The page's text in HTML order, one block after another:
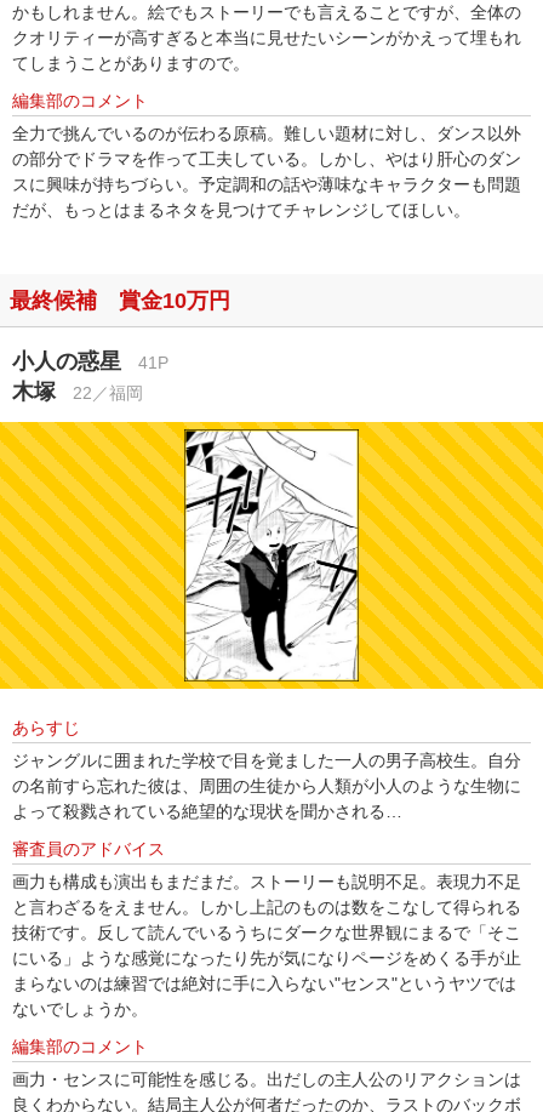
かもしれません。絵でもストーリーでも言えることですが、全体の
クオリティーが高すぎると本当に見せたいシーンがかえって埋もれ
てしまうことがありますので。
編集部のコメント
全力で挑んでいるのが伝わる原稿。難しい題材に対し、ダンス以外
の部分でドラマを作って工夫している。しかし、やはり肝心のダン
スに興味が持ちづらい。予定調和の話や薄味なキャラクターも問題
だが、もっとはまるネタを見つけてチャレンジしてほしい。
最終候補 賞金10万円
小人の惑星 41P
木塚22／福岡
あらすじ
ジャングルに囲まれた学校で目を覚ました一人の男子高校生。自分
の名前すら忘れた彼は、周囲の生徒から人類が小人のような生物に
よって殺戮されている絶望的な現状を聞かされる…
審査員のアドバイス
画力も構成も演出もまだまだ。ストーリーも説明不足。表現力不足
と言わざるをえません。しかし上記のものは数をこなして得られる
技術です。反して読んでいるうちにダークな世界観にまるで「そこ
にいる」ような感覚になったり先が気になりページをめくる手が止
まらないのは練習では絶対に手に入らない"センス"というヤツでは
ないでしょうか。
編集部のコメント
画力・センスに可能性を感じる。出だしの主人公のリアクションは
良くわからない。結局主人公が何者だったのか、ラストのバックボ